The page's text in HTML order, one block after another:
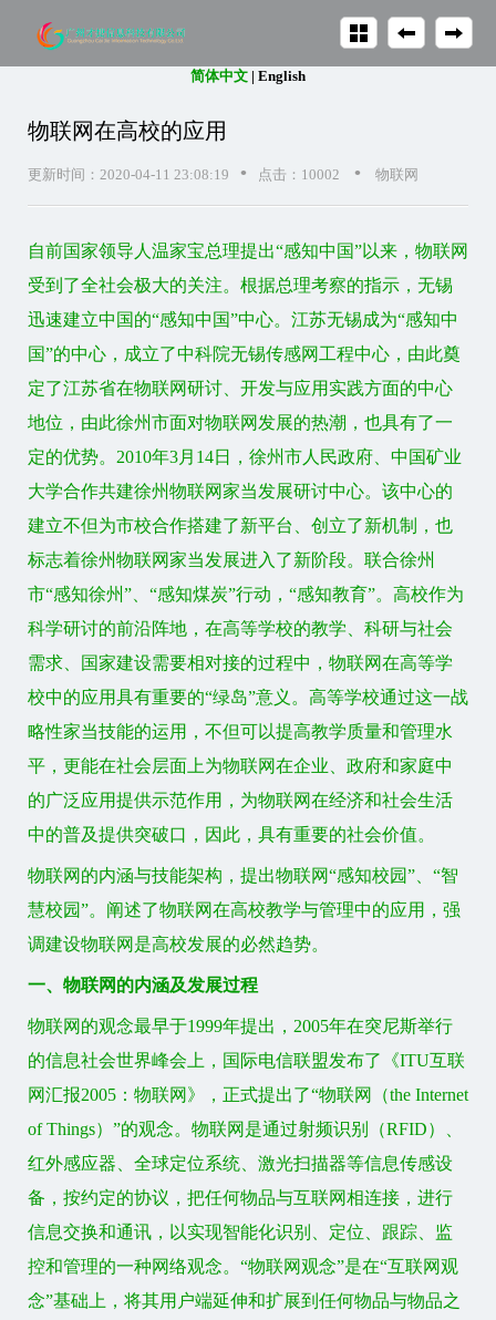
物联网在高校的应用
更新时间：2020-04-11 23:08:19 • 点击：10002 • 物联网
自前国家领导人温家宝总理提出“感知中国”以来，物联网
受到了全社会极大的关注。根据总理考察的指示，无锡
迅速建立中国的“感知中国”中心。江苏无锡成为“感知中
国”的中心，成立了中科院无锡传感网工程中心，由此奠
定了江苏省在物联网研讨、开发与应用实践方面的中心
地位，由此徐州市面对物联网发展的热潮，也具有了一
定的优势。2010年3月14日，徐州市人民政府、中国矿业
大学合作共建徐州物联网家当发展研讨中心。该中心的
建立不但为市校合作搭建了新平台、创立了新机制，也
标志着徐州物联网家当发展进入了新阶段。联合徐州
市“感知徐州”、“感知煤炭”行动，“感知教育”。高校作为
科学研讨的前沿阵地，在高等学校的教学、科研与社会
需求、国家建设需要相对接的过程中，物联网在高等学
校中的应用具有重要的“绿岛”意义。高等学校通过这一战
略性家当技能的运用，不但可以提高教学质量和管理水
平，更能在社会层面上为物联网在企业、政府和家庭中
的广泛应用提供示范作用，为物联网在经济和社会生活
中的普及提供突破口，因此，具有重要的社会价值。
物联网的内涵与技能架构，提出物联网“感知校园”、“智
慧校园”。阐述了物联网在高校教学与管理中的应用，强
调建设物联网是高校发展的必然趋势。
一、物联网的内涵及发展过程
物联网的观念最早于1999年提出，2005年在突尼斯举行
的信息社会世界峰会上，国际电信联盟发布了《ITU互联
网汇报2005：物联网》，正式提出了“物联网（the Internet
of Things）”的观念。物联网是通过射频识别（RFID）、
红外感应器、全球定位系统、激光扫描器等信息传感设
备，按约定的协议，把任何物品与互联网相连接，进行
信息交换和通讯，以实现智能化识别、定位、跟踪、监
控和管理的一种网络观念。“物联网观念”是在“互联网观
念”基础上，将其用户端延伸和扩展到任何物品与物品之
简体中文 | English